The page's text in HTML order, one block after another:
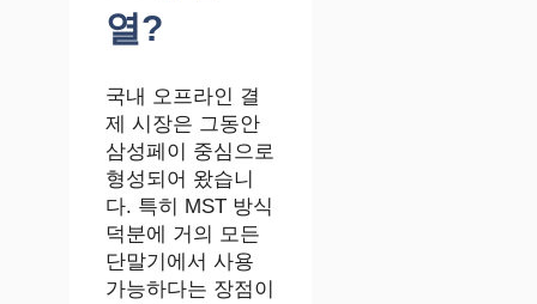
열?
국내 오프라인 결
제 시장은 그동안
삼성페이 중심으로
형성되어 왔습니
다. 특히 MST 방식
덕분에 거의 모든
단말기에서 사용
가능하다는 장점이